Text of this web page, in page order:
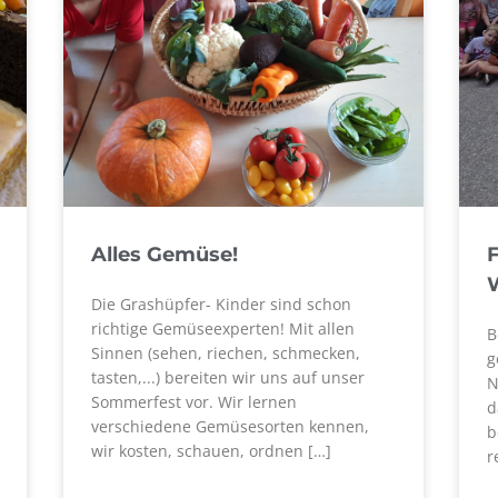
Alles Gemüse!
Die Grashüpfer- Kinder sind schon
richtige Gemüseexperten! Mit allen
Sinnen (sehen, riechen, schmecken,
tasten,...) bereiten wir uns auf unser
Sommerfest vor. Wir lernen
verschiedene Gemüsesorten kennen,
wir kosten, schauen, ordnen […]